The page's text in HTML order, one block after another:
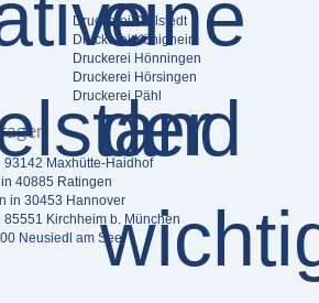
Druckerei Dellstedt
Druckerei Königheim
Druckerei Hönningen
Druckerei Hörsingen
Druckerei Pähl
Maxhütte-Haidhof
40885 Ratingen
in 30453 Hannover
Kirchheim b. München
Neusiedl am See